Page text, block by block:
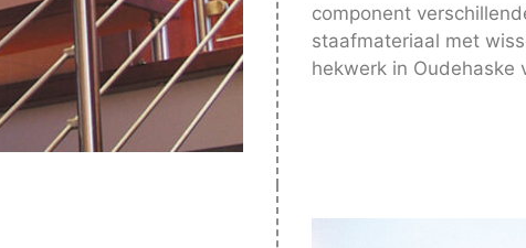
component
staafmateriaal met
hekwerk in Oudehaske